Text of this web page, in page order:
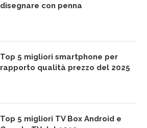
disegnare con penna
Top 5 migliori smartphone per
rapporto qualità prezzo del 2025
Top 5 migliori TV Box Android e